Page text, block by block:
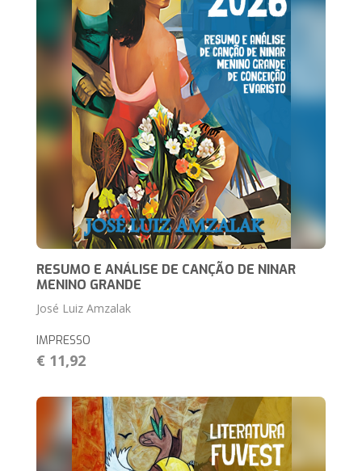
RESUMO E ANÁLISE DE CANÇÃO DE NINAR
MENINO GRANDE
José Luiz Amzalak
IMPRESSO
€ 11,92